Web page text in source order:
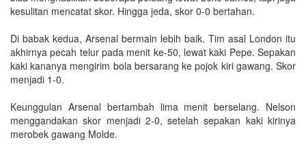
kesulitan mencatat skor. Hingga jeda, skor 0-0 bertahan.
Di babak kedua, Arsenal bermain lebih baik. Tim asal London itu
akhirnya pecah telur pada menit ke-50, lewat kaki Pepe. Sepakan
kaki kananya mengirim bola bersarang ke pojok kiri gawang. Skor
menjadi 1-0.
Keunggulan Arsenal bertambah lima menit berselang. Nelson
menggandakan skor menjadi 2-0, setelah sepakan kaki kirinya
merobek gawang Molde.